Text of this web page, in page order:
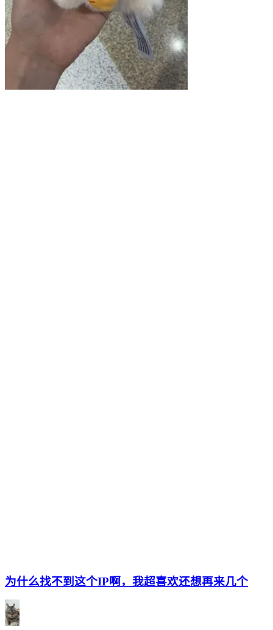
为什么找不到这个IP啊，我超喜欢还想再来几个